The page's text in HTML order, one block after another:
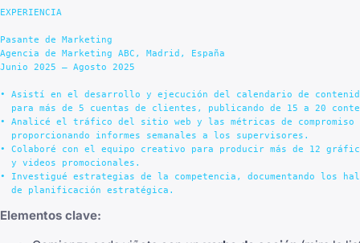
EXPERIENCIA
Pasante de Marketing
Agencia de Marketing ABC, Madrid, España
Junio 2025 – Agosto 2025
• Asistí en el desarrollo y ejecución del calendario de
para más de 5 cuentas de clientes, publicando de 15 a 20
• Analicé el tráfico del sitio web y las métricas de compromiso
  proporcionando informes semanales a los supervisores.
• Colaboré con el equipo creativo para producir más de 12
  y videos promocionales.
• Investigué estrategias de la competencia, documentando los
Elementos clave: